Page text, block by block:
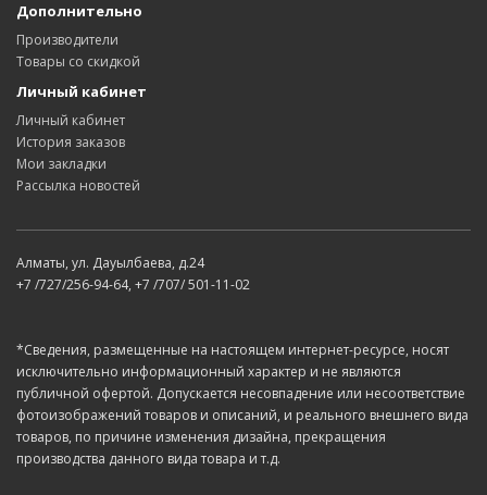
Дополнительно
Производители
Товары со скидкой
Личный кабинет
Личный кабинет
История заказов
Мои закладки
Рассылка новостей
Алматы, ул. Дауылбаева, д.24
+7 /727/256-94-64, +7 /707/ 501-11-02
*Сведения, размещенные на настоящем интернет-ресурсе, носят
исключительно информационный характер и не являются
публичной офертой. Допускается несовпадение или несоответствие
фотоизображений товаров и описаний, и реального внешнего вида
товаров, по причине изменения дизайна, прекращения
производства данного вида товара и т.д.